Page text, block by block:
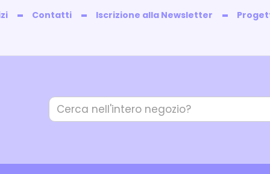
Contatti Iscrizione alla Newsletter
Cerca
Prodotto